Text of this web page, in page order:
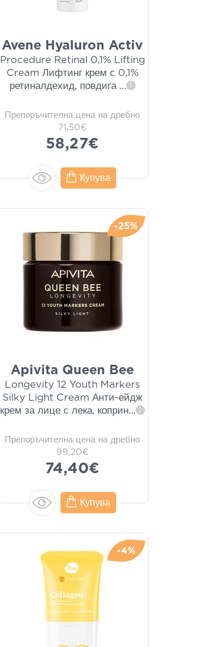
Avene Hyaluron Activ
Procedure Retinal 0,1% Lifting
Cream Лифтинг крем с 0,1%
ретиналдехид, повдига ... i
Препоръчителна цена на дребно
71,50€
58,27€
Купува
-25%
Apivita Queen Bee
Longevity 12 Youth Markers
Silky Light Cream Анти-ейдж
крем за лице с лека, коприн... i
Препоръчителна цена на дребно
99,20€
74,40€
Купува
-4%